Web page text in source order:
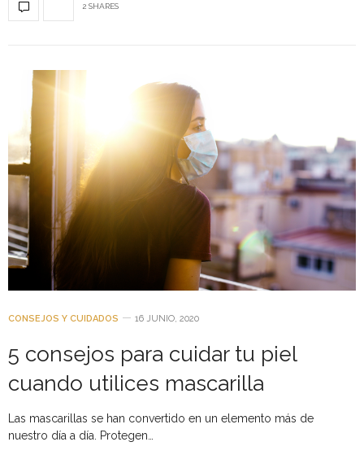
2 SHARES
CONSEJOS Y CUIDADOS 16 JUNIO, 2020
5 consejos para cuidar tu piel
cuando utilices mascarilla
Las mascarillas se han convertido en un elemento más de
nuestro día a día. Protegen…